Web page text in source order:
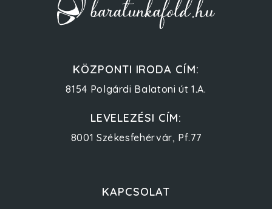
KÖZPONTI IRODA CÍM:
8154 Polgárdi Balatoni út 1.A.
LEVELEZÉSI CÍM:
8001 Székesfehérvár, Pf.77
KAPCSOLAT